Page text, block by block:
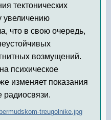
тектонических
увеличению
что в свою очередь,
возмущений.
психическое
изменяет показания
радиосвязи.